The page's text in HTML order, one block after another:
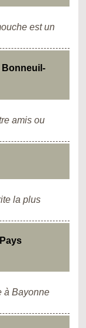
est un
Bonneuil-
amis ou
la plus
à Bayonne